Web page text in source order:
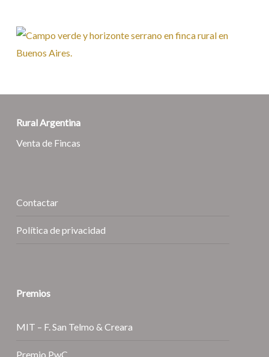
Rural Argentina
Venta de Fincas
Contactar
Política de privacidad
Premios
MIT – F. San Telmo & Creara
Premio PwC